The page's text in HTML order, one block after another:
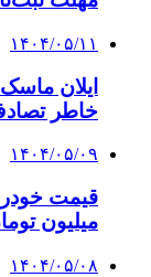
۱۴۰۴/۰۵/۱۱
ایلان
خاطر
۱۴۰۴/۰۵/۰۹
میلیون
۱۴۰۴/۰۵/۰۸